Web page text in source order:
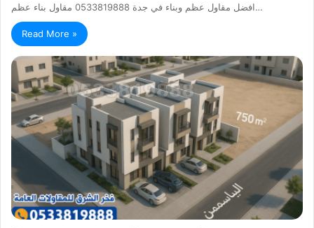
افضل مقاول عظم وبناء في جدة 0533819888 مقاول بناء عظم…
Read More »